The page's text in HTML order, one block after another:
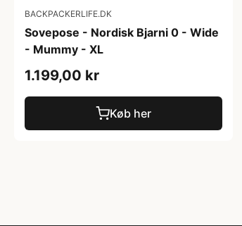
BACKPACKERLIFE.DK
Sovepose - Nordisk Bjarni 0 - Wide
- Mummy - XL
1.199,00 kr
Køb her